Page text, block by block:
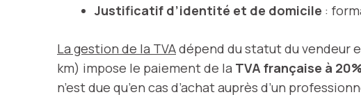
Justificatif d’identité et de domicile :
La gestion de la TVAdépend du statut du vendeur
km) impose le paiement de la TVA française à
n’est due qu’en cas d’achat auprès d’un